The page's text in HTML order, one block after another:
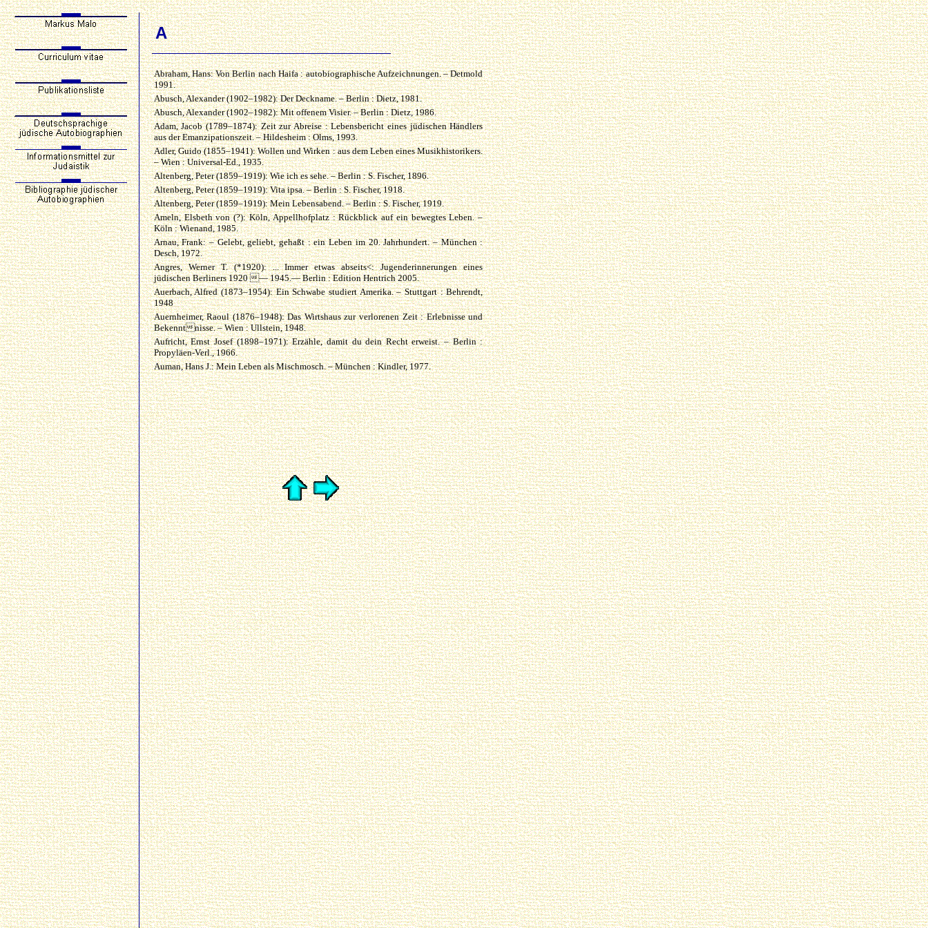
A
Abraham, Hans: Von Berlin nach Haifa : autobiographische Aufzeichnungen. – Detmold
1991.
Abusch, Alexander (1902–1982): Der Deckname. – Berlin : Dietz, 1981.
Abusch, Alexander (1902–1982): Mit offenem Visier. – Berlin : Dietz, 1986.
Adam, Jacob (1789–1874): Zeit zur Abreise : Lebensbericht eines jüdischen Händlers
aus der Emanzipationszeit. – Hildesheim : Olms, 1993.
Adler, Guido (1855–1941): Wollen und Wirken : aus dem Leben eines Musikhistorikers.
– Wien : Universal-Ed., 1935.
Altenberg, Peter (1859–1919): Wie ich es sehe. – Berlin : S. Fischer, 1896.
Altenberg, Peter (1859–1919): Vita ipsa. – Berlin : S. Fischer, 1918.
Altenberg, Peter (1859–1919): Mein Lebensabend. – Berlin : S. Fischer, 1919.
Ameln, Elsbeth von (?): Köln, Appellhofplatz : Rückblick auf ein bewegtes Leben. –
Köln : Wienand, 1985.
Arnau, Frank: – Gelebt, geliebt, gehaßt : ein Leben im 20. Jahrhundert. – München :
Desch, 1972.
Angres, Werner T. (*1920): ... Immer etwas abseits<: Jugenderinnerungen eines
jüdischen Berliners 1920 — 1945.— Berlin : Edition Hentrich 2005.
Auerbach, Alfred (1873–1954): Ein Schwabe studiert Amerika. – Stuttgart : Behrendt,
1948
Auernheimer, Raoul (1876–1948): Das Wirtshaus zur verlorenen Zeit : Erlebnisse und
Bekenntnisse. – Wien : Ullstein, 1948.
Aufricht, Ernst Josef (1898–1971): Erzähle, damit du dein Recht erweist. – Berlin :
Propyläen-Verl., 1966.
Auman, Hans J.: Mein Leben als Mischmosch. – München : Kindler, 1977.